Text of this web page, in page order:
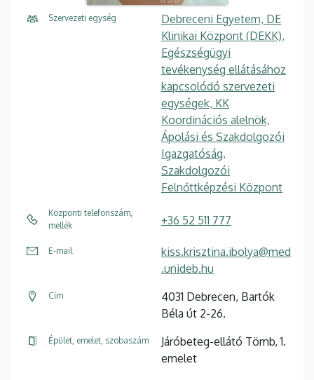
Szervezeti egység
Debreceni Egyetem, DE
Klinikai Központ (DEKK),
Egészségügyi
tevékenység ellátásához
kapcsolódó szervezeti
egységek, KK
Koordinációs alelnök,
Ápolási és Szakdolgozói
Igazgatóság,
Szakdolgozói
Felnőttképzési Központ
Központi telefonszám,
mellék
+36 52 511 777
E-mail
kiss.krisztina.ibolya@med
.unideb.hu
Cím
4031 Debrecen, Bartók
Béla út 2-26.
Épület, emelet, szobaszám
Járóbeteg-ellátó Tömb, 1.
emelet